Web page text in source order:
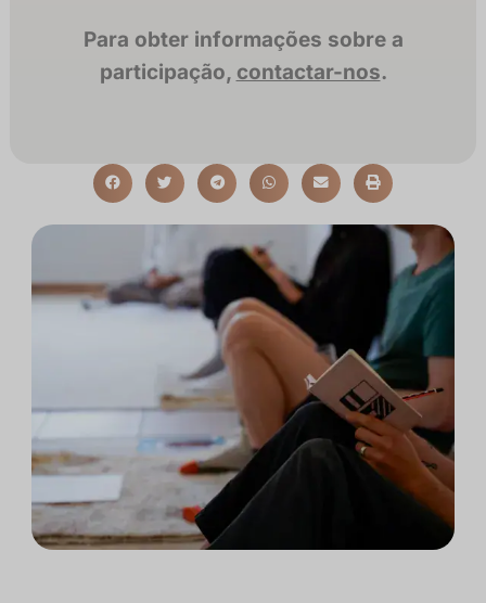
Para obter informações sobre a
participação, contactar-nos.